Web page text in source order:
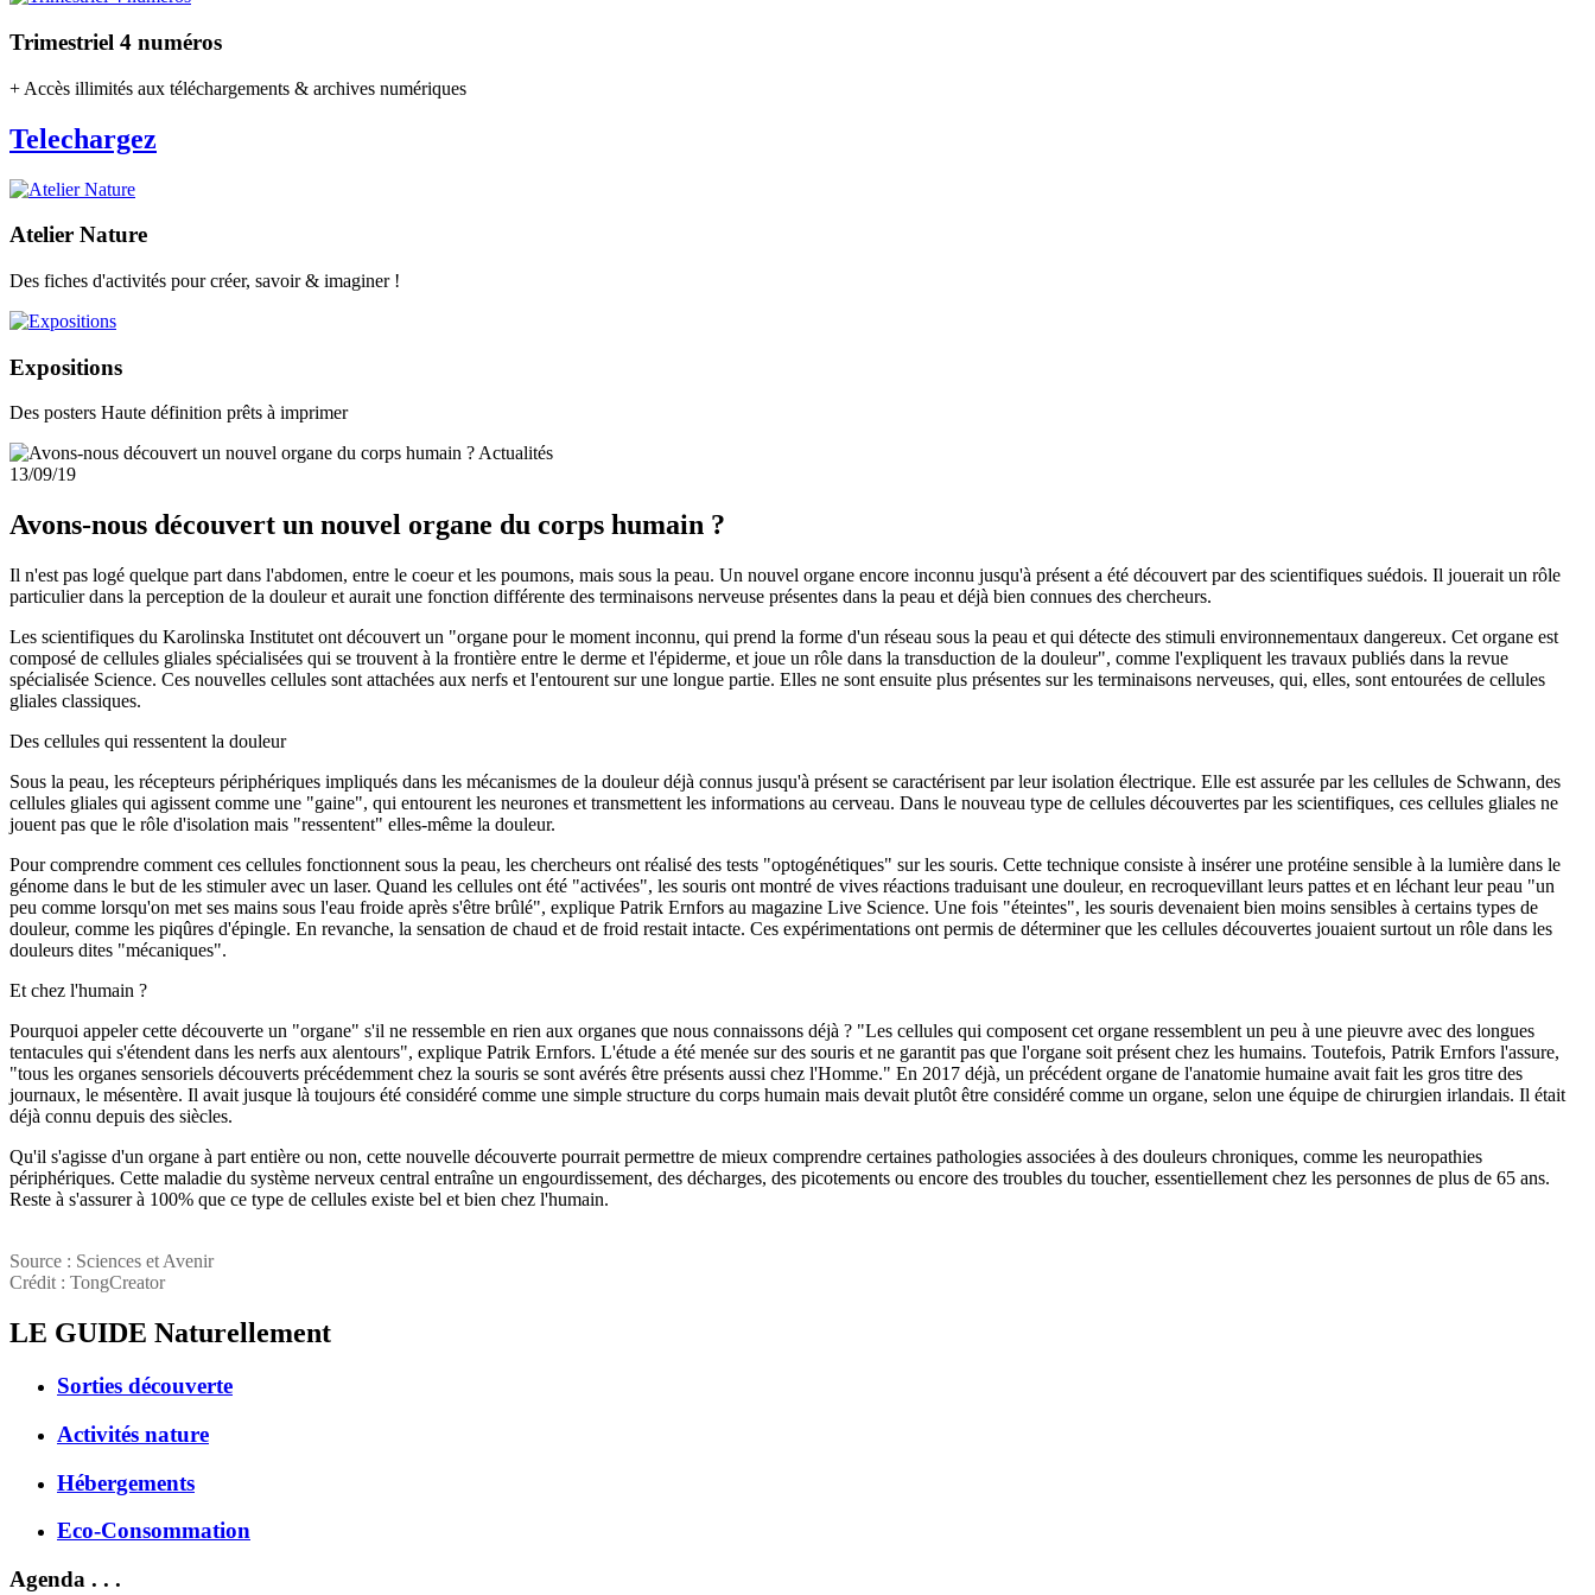
Trimestriel 4 numéros
+ Accès illimités aux téléchargements & archives numériques
Telechargez
Atelier Nature
Des fiches d'activités pour créer, savoir & imaginer !
Expositions
Des posters Haute définition prêts à imprimer
Actualités
13/09/19
Avons-nous découvert un nouvel organe du corps humain ?
Il n'est pas logé quelque part dans l'abdomen, entre le coeur et les poumons, mais sous la peau. Un nouvel organe encore inconnu jusqu'à présent a été découvert par des scientifiques suédois. Il jouerait un rôle
particulier dans la perception de la douleur et aurait une fonction différente des terminaisons nerveuse présentes dans la peau et déjà bien connues des chercheurs.
Les scientifiques du Karolinska Institutet ont découvert un "organe pour le moment inconnu, qui prend la forme d'un réseau sous la peau et qui détecte des stimuli environnementaux dangereux. Cet organe est
composé de cellules gliales spécialisées qui se trouvent à la frontière entre le derme et l'épiderme, et joue un rôle dans la transduction de la douleur", comme l'expliquent les travaux publiés dans la revue
spécialisée Science. Ces nouvelles cellules sont attachées aux nerfs et l'entourent sur une longue partie. Elles ne sont ensuite plus présentes sur les terminaisons nerveuses, qui, elles, sont entourées de cellules
gliales classiques.
Des cellules qui ressentent la douleur
Sous la peau, les récepteurs périphériques impliqués dans les mécanismes de la douleur déjà connus jusqu'à présent se caractérisent par leur isolation électrique. Elle est assurée par les cellules de Schwann, des
cellules gliales qui agissent comme une "gaine", qui entourent les neurones et transmettent les informations au cerveau. Dans le nouveau type de cellules découvertes par les scientifiques, ces cellules gliales ne
jouent pas que le rôle d'isolation mais "ressentent" elles-même la douleur.
Pour comprendre comment ces cellules fonctionnent sous la peau, les chercheurs ont réalisé des tests "optogénétiques" sur les souris. Cette technique consiste à insérer une protéine sensible à la lumière dans le
génome dans le but de les stimuler avec un laser. Quand les cellules ont été "activées", les souris ont montré de vives réactions traduisant une douleur, en recroquevillant leurs pattes et en léchant leur peau "un
peu comme lorsqu'on met ses mains sous l'eau froide après s'être brûlé", explique Patrik Ernfors au magazine Live Science. Une fois "éteintes", les souris devenaient bien moins sensibles à certains types de
douleur, comme les piqûres d'épingle. En revanche, la sensation de chaud et de froid restait intacte. Ces expérimentations ont permis de déterminer que les cellules découvertes jouaient surtout un rôle dans les
douleurs dites "mécaniques".
Et chez l'humain ?
Pourquoi appeler cette découverte un "organe" s'il ne ressemble en rien aux organes que nous connaissons déjà ? "Les cellules qui composent cet organe ressemblent un peu à une pieuvre avec des longues
tentacules qui s'étendent dans les nerfs aux alentours", explique Patrik Ernfors. L'étude a été menée sur des souris et ne garantit pas que l'organe soit présent chez les humains. Toutefois, Patrik Ernfors l'assure,
"tous les organes sensoriels découverts précédemment chez la souris se sont avérés être présents aussi chez l'Homme." En 2017 déjà, un précédent organe de l'anatomie humaine avait fait les gros titre des
journaux, le mésentère. Il avait jusque là toujours été considéré comme une simple structure du corps humain mais devait plutôt être considéré comme un organe, selon une équipe de chirurgien irlandais. Il était
déjà connu depuis des siècles.
Qu'il s'agisse d'un organe à part entière ou non, cette nouvelle découverte pourrait permettre de mieux comprendre certaines pathologies associées à des douleurs chroniques, comme les neuropathies
périphériques. Cette maladie du système nerveux central entraîne un engourdissement, des décharges, des picotements ou encore des troubles du toucher, essentiellement chez les personnes de plus de 65 ans.
Reste à s'assurer à 100% que ce type de cellules existe bel et bien chez l'humain.
Source : Sciences et Avenir
Crédit : TongCreator
LE GUIDE Naturellement
Sorties découverte
Activités nature
Hébergements
Eco-Consommation
Agenda . . .